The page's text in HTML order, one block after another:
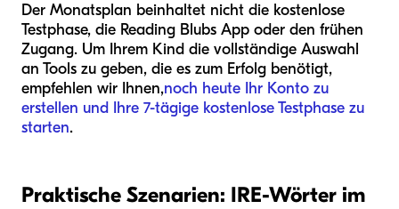
Der Monatsplan beinhaltet nicht die kostenlose
Testphase, die Reading Blubs App oder den frühen
Zugang. Um Ihrem Kind die vollständige Auswahl
an Tools zu geben, die es zum Erfolg benötigt,
empfehlen wir Ihnen,noch heute Ihr Konto zu
erstellen und Ihre 7-tägige kostenlose Testphase zu
starten.
Praktische Szenarien: IRE-Wörter im